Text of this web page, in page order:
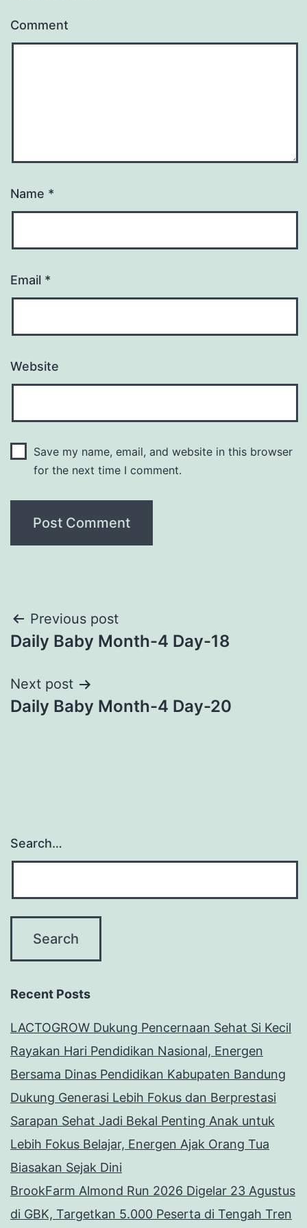
Comment
Name *
Email *
Website
Save my name, email, and website in this browser
for the next time I comment.
Post
navigation
Previous post
Daily Baby Month-4 Day-18
Next post
Daily Baby Month-4 Day-20
Search…
Recent Posts
LACTOGROW Dukung Pencernaan Sehat Si Kecil
Rayakan Hari Pendidikan Nasional, Energen
Bersama Dinas Pendidikan Kabupaten Bandung
Dukung Generasi Lebih Fokus dan Berprestasi
Sarapan Sehat Jadi Bekal Penting Anak untuk
Lebih Fokus Belajar, Energen Ajak Orang Tua
Biasakan Sejak Dini
BrookFarm Almond Run 2026 Digelar 23 Agustus
di GBK, Targetkan 5.000 Peserta di Tengah Tren